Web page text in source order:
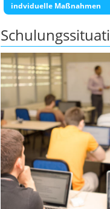
indviduelle Maßnahmen